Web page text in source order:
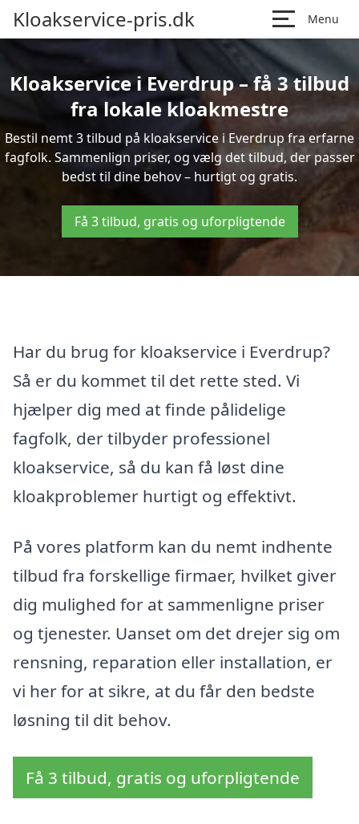
Kloakservice-pris.dk Menu
Kloakservice i Everdrup – få 3 tilbud
fra lokale kloakmestre
Bestil nemt 3 tilbud på kloakservice i Everdrup fra erfarne
fagfolk. Sammenlign priser, og vælg det tilbud, der passer
bedst til dine behov – hurtigt og gratis.
Få 3 tilbud, gratis og uforpligtende
Har du brug for kloakservice i Everdrup?
Så er du kommet til det rette sted. Vi
hjælper dig med at finde pålidelige
fagfolk, der tilbyder professionel
kloakservice, så du kan få løst dine
kloakproblemer hurtigt og effektivt.
På vores platform kan du nemt indhente
tilbud fra forskellige firmaer, hvilket giver
dig mulighed for at sammenligne priser
og tjenester. Uanset om det drejer sig om
rensning, reparation eller installation, er
vi her for at sikre, at du får den bedste
løsning til dit behov.
Få 3 tilbud, gratis og uforpligtende